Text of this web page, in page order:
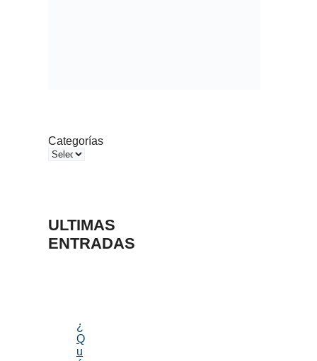
Categorías
ULTIMAS
ENTRADAS
¿
Q
u